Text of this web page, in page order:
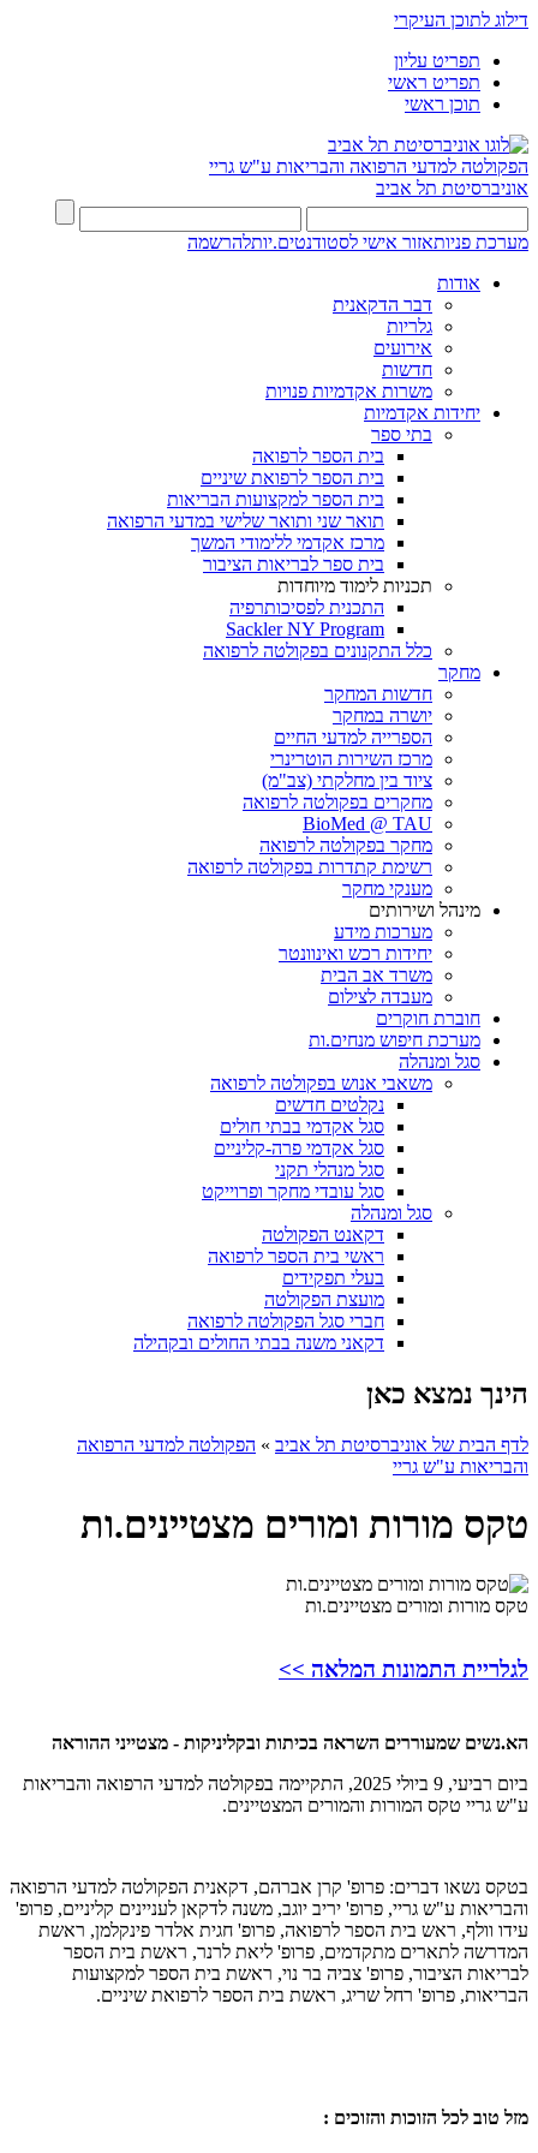
דילוג לתוכן העיקרי
תפריט עליון
תפריט ראשי
תוכן ראשי
הפקולטה למדעי הרפואה והבריאות ע"ש גריי
אוניברסיטת תל אביב
מערכת פניותאזור אישי לסטודנטים.יותלהרשמה
אודות
דבר הדקאנית
גלריות
אירועים
חדשות
משרות אקדמיות פנויות
יחידות אקדמיות
בתי ספר
בית הספר לרפואה
בית הספר לרפואת שיניים
בית הספר למקצועות הבריאות
תואר שני ותואר שלישי במדעי הרפואה
מרכז אקדמי ללימודי המשך
בית ספר לבריאות הציבור
תכניות לימוד מיוחדות
התכנית לפסיכותרפיה
Sackler NY Program
כלל התקנונים בפקולטה לרפואה
מחקר
חדשות המחקר
יושרה במחקר
הספרייה למדעי החיים
מרכז השירות הוטרינרי
ציוד בין מחלקתי (צב"מ)
מחקרים בפקולטה לרפואה
BioMed @ TAU
מחקר בפקולטה לרפואה
רשימת קתדרות בפקולטה לרפואה
מענקי מחקר
מינהל ושירותים
מערכות מידע
יחידות רכש ואינוונטר
משרד אב הבית
מעבדה לצילום
חוברת חוקרים
מערכת חיפוש מנחים.ות
סגל ומנהלה
משאבי אנוש בפקולטה לרפואה
נקלטים חדשים
סגל אקדמי בבתי חולים
סגל אקדמי פרה-קליניים
סגל מנהלי תקני
סגל עובדי מחקר ופרוייקט
סגל ומנהלה
דקאנט הפקולטה
ראשי בית הספר לרפואה
בעלי תפקידים
מועצת הפקולטה
חברי סגל הפקולטה לרפואה
דקאני משנה בבתי החולים ובקהילה
הינך נמצא כאן
לדף הבית של אוניברסיטת תל אביב » הפקולטה למדעי הרפואה
והבריאות ע"ש גריי
טקס מורות ומורים מצטיינים.ות
טקס מורות ומורים מצטיינים.ות
לגלריית התמונות המלאה >>
הא.נשים שמעוררים השראה בכיתות ובקליניקות - מצטייני ההוראה
ביום רביעי, 9 ביולי 2025, התקיימה בפקולטה למדעי הרפואה והבריאות
ע"ש גריי טקס המורות והמורים המצטיינים.
בטקס נשאו דברים: פרופ' קרן אברהם, דקאנית הפקולטה למדעי הרפואה
והבריאות ע"ש גריי, פרופ' יריב יוגב, משנה לדקאן לעניינים קליניים, פרופ'
עידו וולף, ראש בית הספר לרפואה, פרופ' חגית אלדר פינקלמן, ראשת
המדרשה לתארים מתקדמים, פרופ' ליאת לרנר, ראשת בית הספר
לבריאות הציבור, פרופ' צביה בר נוי, ראשת בית הספר למקצועות
הבריאות, פרופ' רחל שריג, ראשת בית הספר לרפואת שיניים.
מזל טוב לכל הזוכות והזוכים :